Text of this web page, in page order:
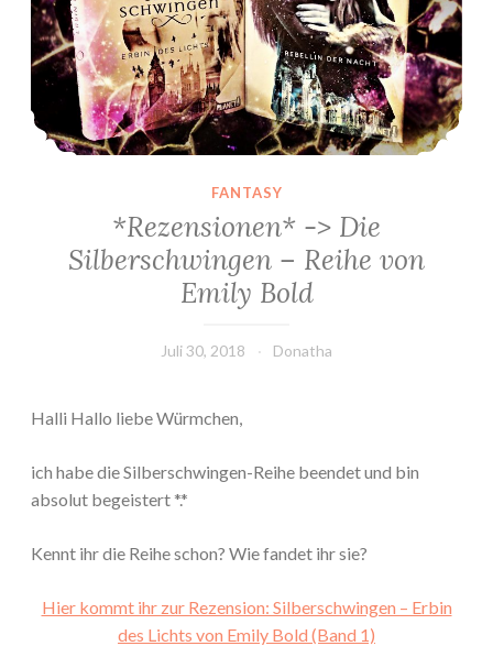
FANTASY
*Rezensionen* -> Die
Silberschwingen – Reihe von
Emily Bold
Juli 30, 2018 Donatha
Halli Hallo liebe Würmchen,
ich habe die Silberschwingen-Reihe beendet und bin
absolut begeistert *.*
Kennt ihr die Reihe schon? Wie fandet ihr sie?
Hier kommt ihr zur Rezension: Silberschwingen – Erbin
des Lichts von Emily Bold (Band 1)